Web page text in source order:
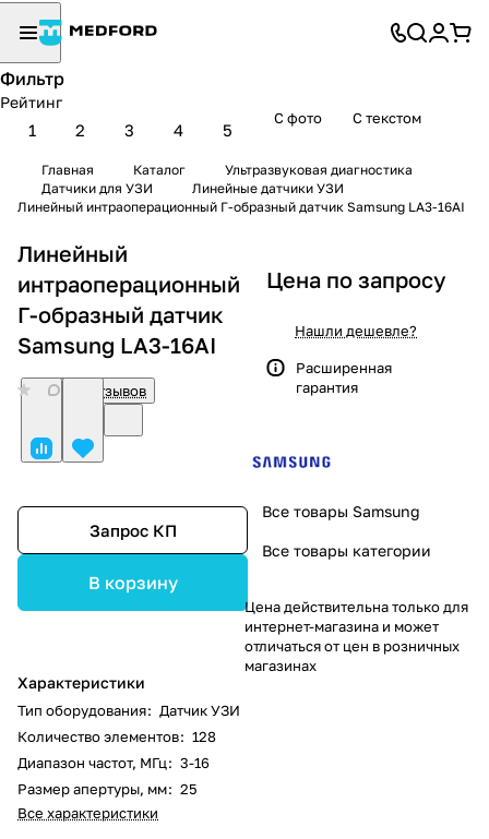
Фильтр
Рейтинг
1 2 3 4 5
С фото С текстом
Главная Каталог
Ультразвуковая диагностика
Датчики для УЗИ
Линейные датчики УЗИ
Линейный интраоперационный Г-образный датчик Samsung LA3-16AI
Линейный
интраоперационный
Г-образный датчик
Samsung LA3-16AI
Нет отзывов
Запрос КП
В корзину
Характеристики
Тип оборудования: Датчик УЗИ
Количество элементов: 128
Диапазон частот, МГц: 3-16
Размер апертуры, мм: 25
Все характеристики
Цена по запросу
Нашли дешевле?
Расширенная
гарантия
Все товары Samsung
Все товары категории
Цена действительна только для
интернет-магазина и может
отличаться от цен в розничных
магазинах